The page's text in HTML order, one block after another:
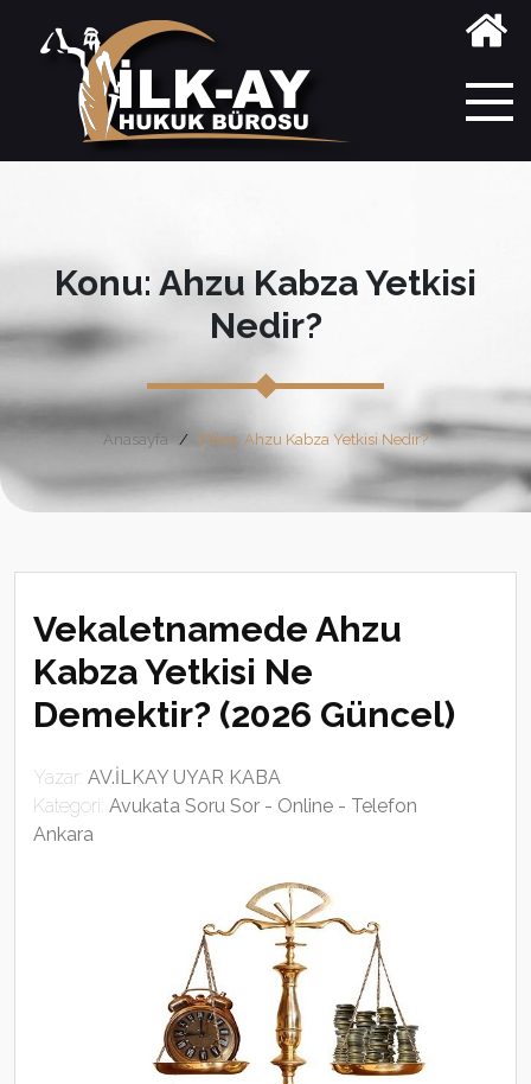
Konu: Ahzu Kabza Yetkisi
Nedir?
Anasayfa Etiket: Ahzu Kabza Yetkisi Nedir?
Vekaletnamede Ahzu
Kabza Yetkisi Ne
Demektir? (2026 Güncel)
Yazar: AV.İLKAY UYAR KABA
Kategori: Avukata Soru Sor - Online - Telefon
Ankara